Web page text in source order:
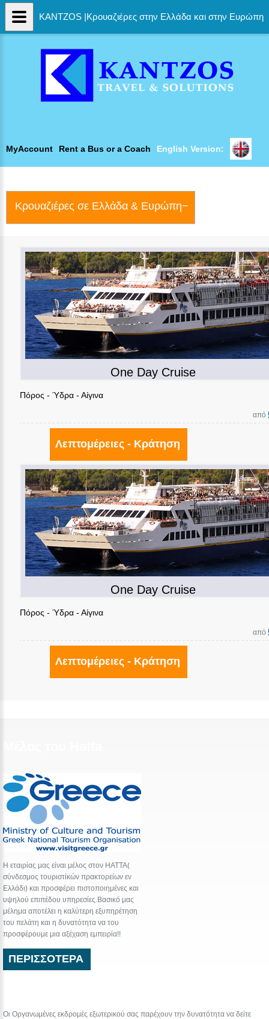
MyAccount Rent a Bus or a Coach English Version:
Κρουαζιέρες σε Ελλάδα & Ευρώπη
One Day Cruise
Πόρος - Ύδρα - Αίγινα
από
Λεπτομέρειες - Κράτηση
One Day Cruise
Πόρος - Ύδρα - Αίγινα
από
Λεπτομέρειες - Κράτηση
Η εταιρίας μας είναι μέλος στον HATTA(
σύνδεσμος τουριστίκών πρακτορείων εν
Ελλάδι) και προσφέρει πιστοποιημένες και
υψηλού επιπέδου υπηρεσίες.Βασικό μας
μέλημα αποτέλει η καλύτερη εξυπηρέτηση
του πελάτη και η δυνατότητα να του
προσφέρουμε μια αξέχαση εμπειρία!!
ΠΕΡΙΣΣΟΤΕΡΑ
Οι Οργανωμένες εκδρομές εξωτερικού σας παρέχουν την δυνατότητα να δείτε
KANTZOS |Κρουαζιέρες στην Ελλάδα και στην Ευρώπη